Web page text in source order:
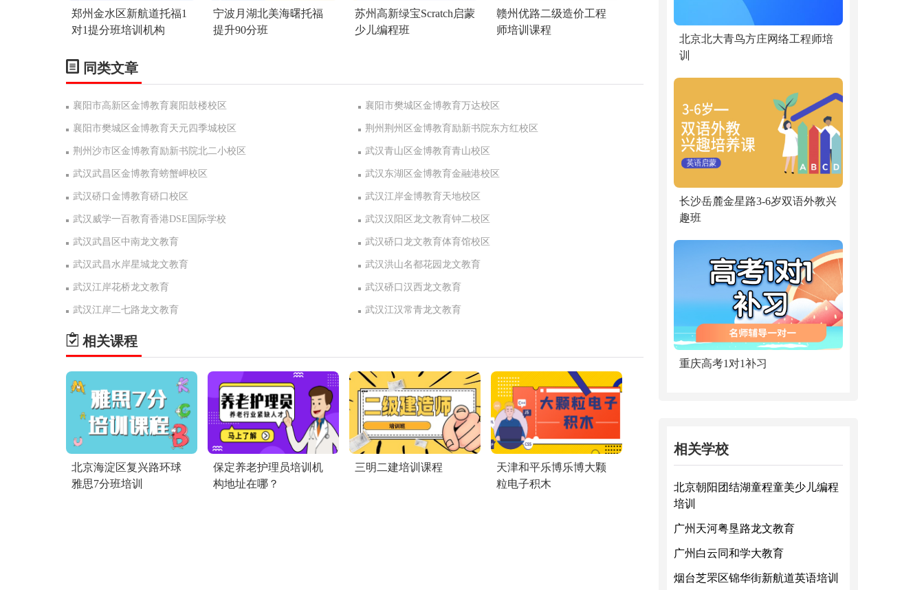
郑州金水区新航道托福1
对1提分班培训机构
宁波月湖北美海曙托福
提升90分班
苏州高新绿宝Scratch启蒙
少儿编程班
赣州优路二级造价工程
师培训课程
同类文章
襄阳市高新区金博教育襄阳鼓楼校区 襄阳市樊城区金博教育万达校区
襄阳市樊城区金博教育天元四季城校区 荆州荆州区金博教育励新书院东方红校区
荆州沙市区金博教育励新书院北二小校区 武汉青山区金博教育青山校区
武汉武昌区金博教育螃蟹岬校区 武汉东湖区金博教育金融港校区
武汉硚口金博教育硚口校区 武汉江岸金博教育天地校区
武汉威学一百教育香港DSE国际学校 武汉汉阳区龙文教育钟二校区
武汉武昌区中南龙文教育 武汉硚口龙文教育体育馆校区
武汉武昌水岸星城龙文教育 武汉洪山名都花园龙文教育
武汉江岸花桥龙文教育 武汉硚口汉西龙文教育
武汉江岸二七路龙文教育 武汉江汉常青龙文教育
相关课程
北京海淀区复兴路环球
雅思7分班培训
保定养老护理员培训机
构地址在哪？
三明二建培训课程
天津和平乐博乐博大颗
粒电子积木
北京北大青鸟方庄网络工程师培
训
长沙岳麓金星路3-6岁双语外教兴
趣班
重庆高考1对1补习
相关学校
北京朝阳团结湖童程童美少儿编程
培训
广州天河粤垦路龙文教育
广州白云同和学大教育
烟台芝罘区锦华街新航道英语培训